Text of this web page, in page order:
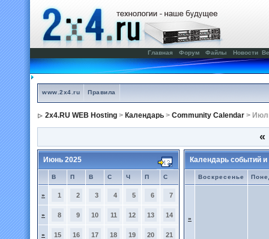
Главная Форум Файлы Новости
www.2x4.ru Правила
2x4.RU WEB Hosting > Календарь > Community Calendar >
«
Июнь 2025
В П В С Ч П С
» 1 2 3 4 5 6 7
» 8 9 10 11 12 13 14
» 15 16 17 18 19 20 21
Календарь событий
Воскресенье
»